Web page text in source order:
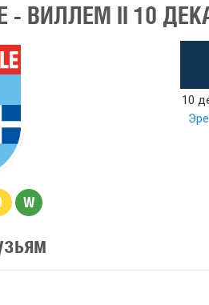
- ВИЛЛЕМ II 10
W
10